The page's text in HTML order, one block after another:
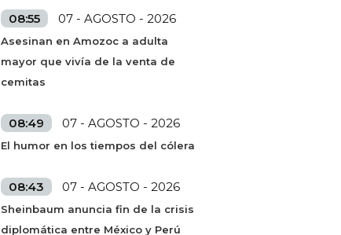
08:55 07 - AGOSTO - 2026
Asesinan en Amozoc a adulta
mayor que vivía de la venta de
cemitas
08:49 07 - AGOSTO - 2026
El humor en los tiempos del cólera
08:43 07 - AGOSTO - 2026
Sheinbaum anuncia fin de la crisis
diplomática entre México y Perú